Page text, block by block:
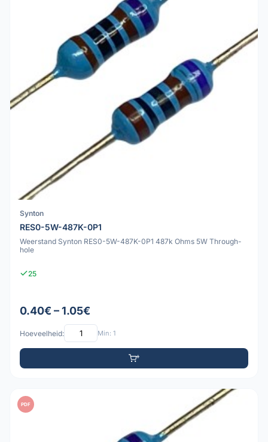
Synton
RES0-5W-487K-0P1
Weerstand Synton RES0-5W-487K-0P1 487k Ohms 5W Through-
hole
25
0.40€ – 1.05€
Hoeveelheid: Min: 1
PDF